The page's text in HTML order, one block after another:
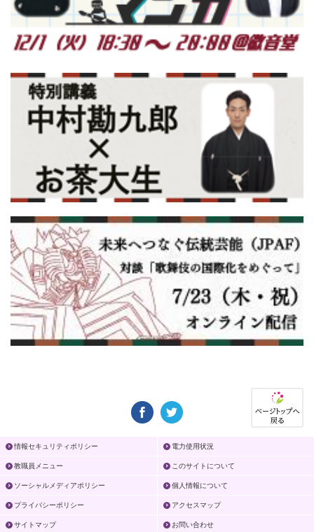
情報セキュリティポリシー 電力使用状況
教職員メニュー このサイトについて
ソーシャルメディアポリシー 個人情報について
プライバシーポリシー アクセスマップ
サイトマップ お問い合わせ